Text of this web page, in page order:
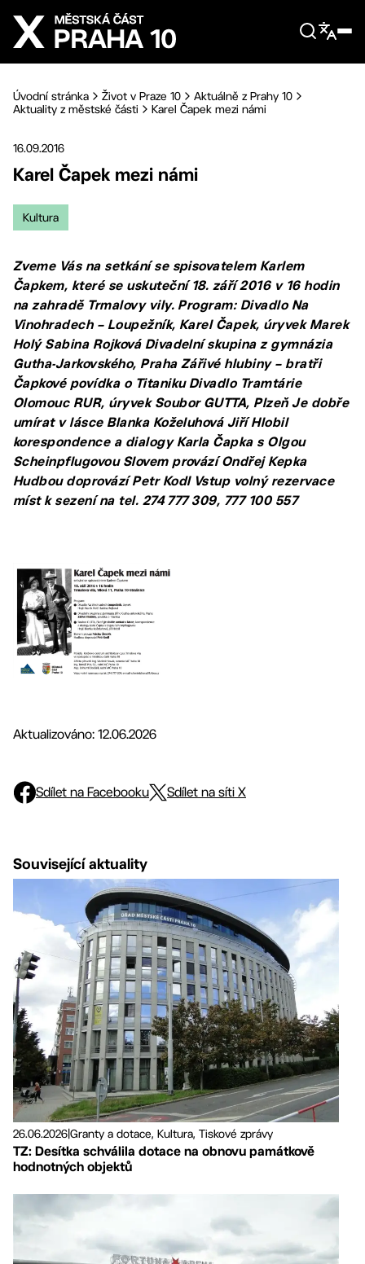
Přejít na hlavní obsah
Úvodní stránka Život v Praze 10
Aktuálně z Prahy 10
Aktuality z městské části
Karel Čapek mezi námi
16.09.2016
Karel Čapek mezi námi
Kultura
Zveme Vás na setkání se spisovatelem Karlem
Čapkem, které se uskuteční 18. září 2016 v 16 hodin
na zahradě Trmalovy vily. Program: Divadlo Na
Vinohradech – Loupežník, Karel Čapek, úryvek Marek
Holý Sabina Rojková Divadelní skupina z gymnázia
Gutha-Jarkovského, Praha Zářivé hlubiny – bratři
Čapkové povídka o Titaniku Divadlo Tramtárie
Olomouc RUR, úryvek Soubor GUTTA, Plzeň Je dobře
umírat v lásce Blanka Koželuhová Jiří Hlobil
korespondence a dialogy Karla Čapka s Olgou
Scheinpflugovou Slovem provází Ondřej Kepka
Hudbou doprovází Petr Kodl Vstup volný rezervace
míst k sezení na tel. 274 777 309, 777 100 557
Aktualizováno: 12.06.2026
Sdílet na Facebooku Sdílet na síti X
Související aktuality
26.06.2026Granty a dotace, Kultura, Tiskové zprávy
TZ: Desítka schválila dotace na obnovu památkově
hodnotných objektů